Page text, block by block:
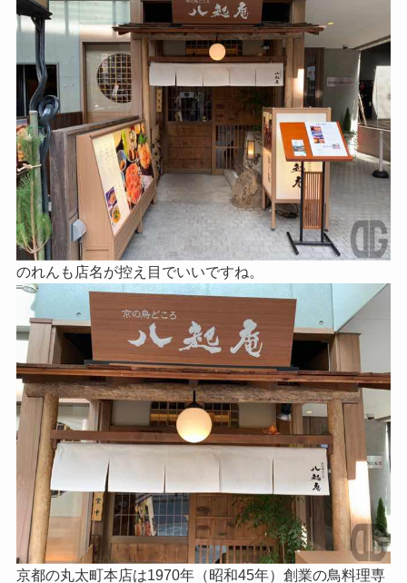
のれんも店名が控え目でいいですね。
京都の丸太町本店は1970年（昭和45年）創業の鳥料理専